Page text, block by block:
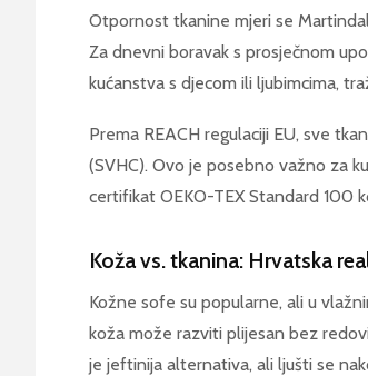
Otpornost tkanine mjeri se
Za dnevni boravak s prosječnom
kućanstva s djecom ili ljubimcima,
Prema REACH regulaciji EU, sve
(SVHC). Ovo je posebno važno za
certifikat OEKO-TEX Standard 100
Koža vs. tkanina: Hrvatska
Kožne sofe su popularne, ali u
koža može razviti plijesan bez
je jeftinija alternativa, ali ljušti se